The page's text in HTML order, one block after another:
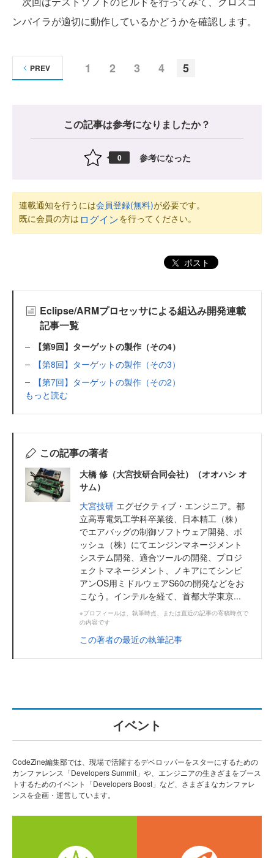
ンパイラが適切に動作しているかどうかを確認します。
1 2 3 4 5
PREV
この記事は参考になりましたか？
0 参考になった
連載通知を行うには会員登録(無料)が必要です。
既に会員の方は ログインを行ってください。
ポスト
Eclipse/ARMプロセッサによる組込み開発連載
記事一覧
【第9回】ターゲットの製作（その4）
【第8回】ターゲットの製作（その3）
【第7回】ターゲットの製作（その2）
もっと読む
この記事の著者
大橋 修（大宮技研合同会社）（オオハシ オ
サム）
大宮技研 エグゼクティブ・エンジニア。都
立高専電気工学科卒業後、日本精工（株）
でエアバッグの制御ソフトウェア開発、ボ
ッシュ（株）にてエンジンマネージメント
システム開発、適合ツールの開発、プロジ
ェクトマネージメント、ノキアにてシンビ
アンOS用ミドルウェアS60の開発などをお
こなう。インテルを経て、首都大学東京...
※プロフィールは、執筆時点、または直近の記事の寄稿時点で
の内容です
この著者の最近の執筆記事
イベント
CodeZine編集部では、現場で活躍するデベロッパーをスターにするための
カンファレンス「Developers Summit」や、エンジニアの生きざまをブース
トするためのイベント「Developers Boost」など、さまざまなカンファレ
ンスを企画・運営しています。